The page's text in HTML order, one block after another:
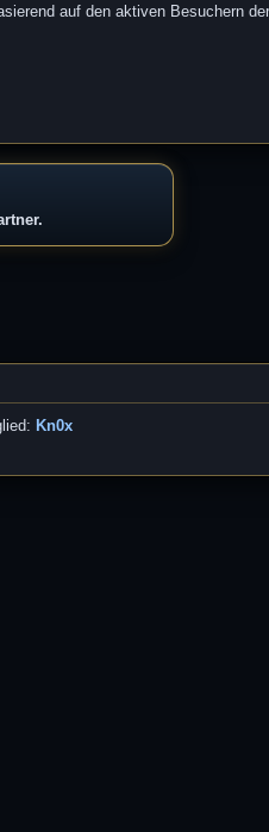
auf den aktiven Besuchern der
Kn0x